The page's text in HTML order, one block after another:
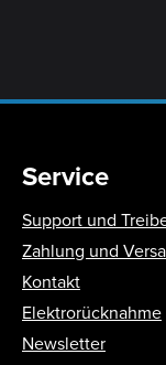
Service
Support und
Zahlung und
Kontakt
Elektrorücknahme
Newsletter